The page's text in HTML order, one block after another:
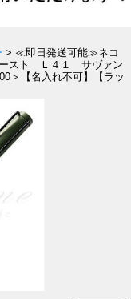
> ≪即日発送可能≫ネコ
スト Ｌ４１ サヴァン
＞【名入れ不可】【ラッ